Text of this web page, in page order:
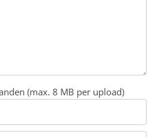
(max. 8 MB per upload)